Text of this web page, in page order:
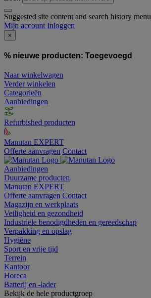
Suggested site content and search history menu
Mijn account Inloggen
×
% nieuwe producten: Toegevoegd
Naar winkelwagen
Verder winkelen
Categorieën
Aanbiedingen
Refurbished producten
Manutan EXPERT
Offerte aanvragen Contact
Aanbiedingen
Duurzame producten
Manutan EXPERT
Offerte aanvragen Contact
Magazijn en werkplaats
Veiligheid en gezondheid
Industriële benodigdheden en gereedschap
Verpakking en opslag
Hygiëne
Sport en vrije tijd
Terrein
Kantoor
Horeca
Batterij en -lader
Bekijk de hele productgroep